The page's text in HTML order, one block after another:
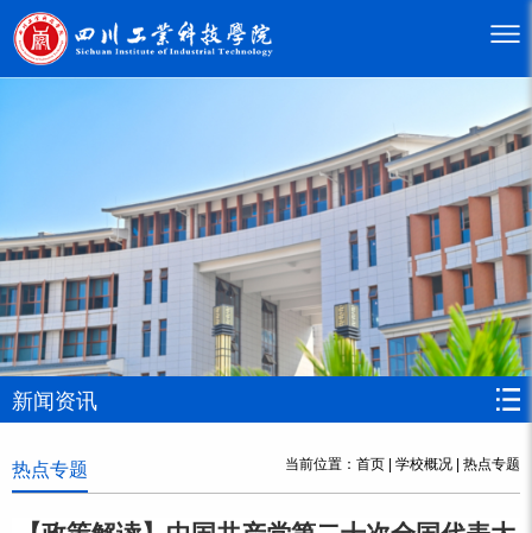
新闻资讯
热点专题 当前位置： 首页 | 学校概况 | 热点专题